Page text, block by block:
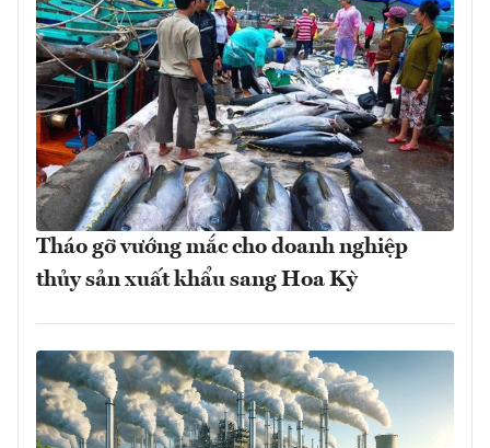
Tháo gỡ vướng mắc cho doanh nghiệp
thủy sản xuất khẩu sang Hoa Kỳ